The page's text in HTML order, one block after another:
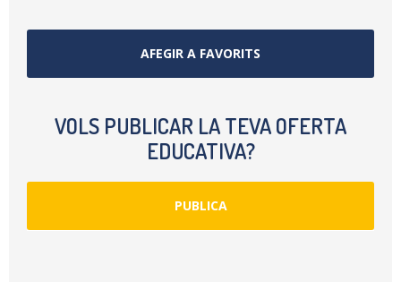
AFEGIR A FAVORITS
VOLS PUBLICAR LA TEVA OFERTA
EDUCATIVA?
PUBLICA